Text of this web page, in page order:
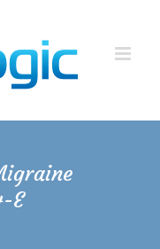
E